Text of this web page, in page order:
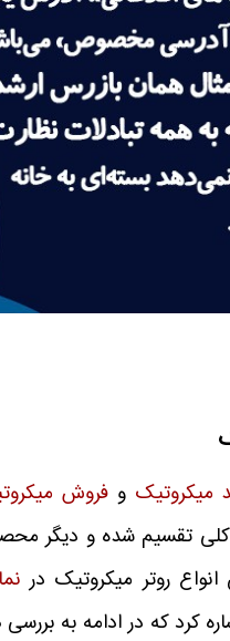
میکروتیک و فروش
تقسیم شده و دیگر
روتر میکروتیک در